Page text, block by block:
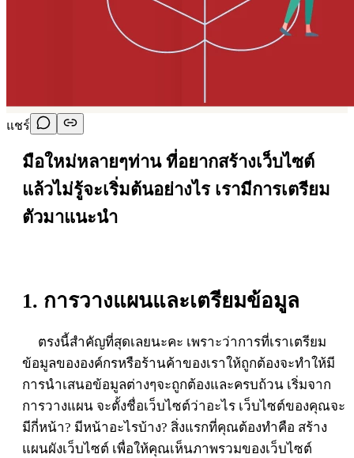
แชร์
มือใหม่หลายๆท่าน ที่อยากสร้างเว็บไซต์
แล้วไม่รู้จะเริ่มต้นอย่างไร เรามีการเตรียม
ตัวมาแนะนำ
1. การวางแผนและเตรียมข้อมูล
ตรงนี้สำคัญที่สุดเลยนะคะ เพราะว่าการที่เราเตรียม
ข้อมูลขององค์กรหรือร้านค้าของเราให้ถูกต้องจะทำให้มี
การนำเสนอข้อมูลต่างๆจะถูกต้องและครบถ้วน เริ่มจาก
การวางแผน จะตั้งชื่อเว็บไซต์ว่าอะไร เว็บไซต์ของคุณจะ
มีกี่หน้า? มีหน้าอะไรบ้าง? สิ่งแรกที่คุณต้องทำคือ สร้าง
แผนผังเว็บไซต์ เพื่อให้คุณเห็นภาพรวมของเว็บไซต์